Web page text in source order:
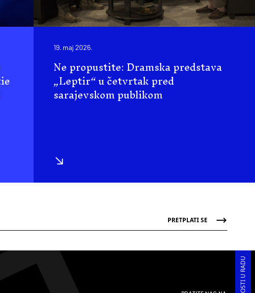
19. maj 2026.
Ne propustite: Dramska predstava
„Leptir“ u četvrtak pred
sarajevskom publikom
PRETPLATI SE